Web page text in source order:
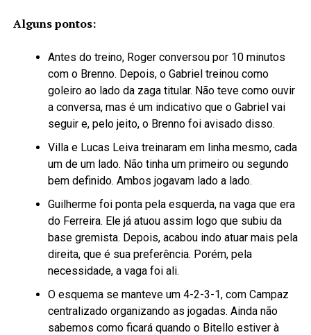
Alguns pontos:
Antes do treino, Roger conversou por 10 minutos
com o Brenno. Depois, o Gabriel treinou como
goleiro ao lado da zaga titular. Não teve como ouvir
a conversa, mas é um indicativo que o Gabriel vai
seguir e, pelo jeito, o Brenno foi avisado disso.
Villa e Lucas Leiva treinaram em linha mesmo, cada
um de um lado. Não tinha um primeiro ou segundo
bem definido. Ambos jogavam lado a lado.
Guilherme foi ponta pela esquerda, na vaga que era
do Ferreira. Ele já atuou assim logo que subiu da
base gremista. Depois, acabou indo atuar mais pela
direita, que é sua preferência. Porém, pela
necessidade, a vaga foi ali.
O esquema se manteve um 4-2-3-1, com Campaz
centralizado organizando as jogadas. Ainda não
sabemos como ficará quando o Bitello estiver à